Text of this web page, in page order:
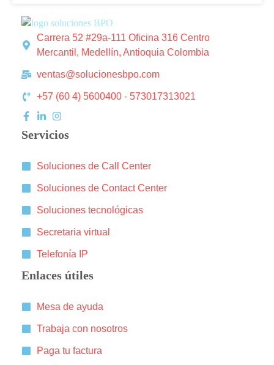
Carrera 52 #29a-111 Oficina 316 Centro
Mercantil, Medellín, Antioquia Colombia
ventas@solucionesbpo.com
+57 (60 4) 5600400 - 573017313021
Servicios
Soluciones de Call Center
Soluciones de Contact Center
Soluciones tecnológicas
Secretaria virtual
Telefonía IP
Enlaces útiles
Mesa de ayuda
Trabaja con nosotros
Paga tu factura